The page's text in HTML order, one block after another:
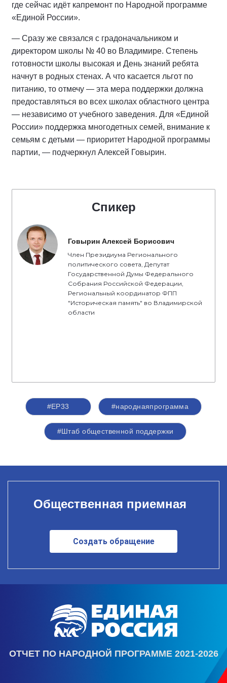
где сейчас идёт капремонт по Народной программе
«Единой России».
— Сразу же связался с градоначальником и
директором школы № 40 во Владимире. Степень
готовности школы высокая и День знаний ребята
начнут в родных стенах. А что касается льгот по
питанию, то отмечу — эта мера поддержки должна
предоставляться во всех школах областного центра
— независимо от учебного заведения. Для «Единой
России» поддержка многодетных семей, внимание к
семьям с детьми — приоритет Народной программы
партии, — подчеркнул Алексей Говырин.
Спикер
Говырин Алексей Борисович
Член Президиума Регионального
политического совета, Депутат
Государственной Думы Федерального
Собрания Российской Федерации,
Региональный координатор ФПП
"Историческая память" во Владимирской
области
#ЕР33 #народнаяпрограмма
#Штаб общественной поддержки
Общественная приемная
Создать обращение
ОТЧЕТ ПО НАРОДНОЙ ПРОГРАММЕ 2021-2026